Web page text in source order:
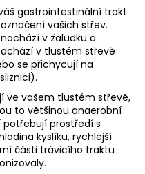
gastrointestinální trakt
vašich střev.
v žaludku a
v tlustém střevě
se přichycují na
ve vašem tlustém střevě,
to většinou anaerobní
prostředí s
kyslíku, rychlejší
části trávicího traktu